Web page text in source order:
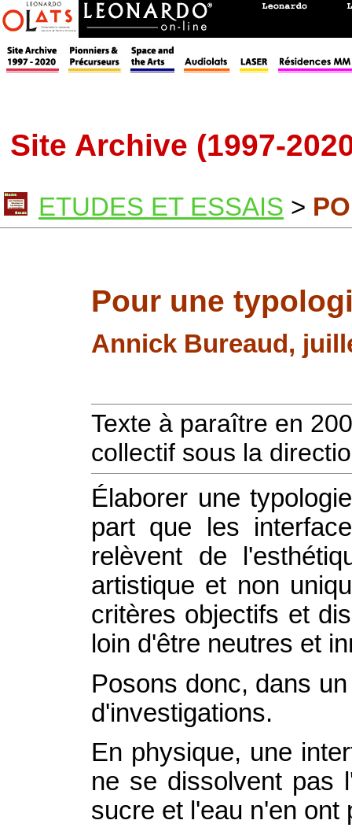
Site Archive (1997-
ETUDES ET ESSAIS >
Pour une
Annick Bureaud,
Texte à paraître en
collectif sous la
Élaborer une
part que les
relèvent de
artistique et non
critères objectifs et
loin d'être neutres et
Posons donc, dans
d'investigations.
En physique, une
ne se dissolvent pas
sucre et l'eau n'en ont